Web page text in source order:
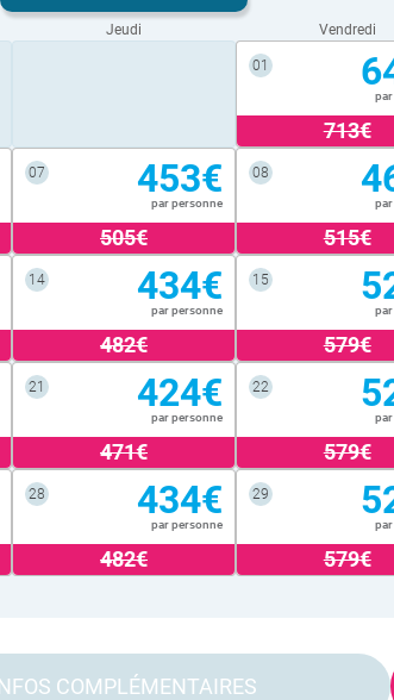
Jeudi Vendredi
01
713€
07 453€
par personne
505€
08
515€
14 434€
par personne
482€
15
579€
21 424€
par personne
471€
22
579€
28 434€
par personne
482€
29
579€
COMPLÉMENTAIRES